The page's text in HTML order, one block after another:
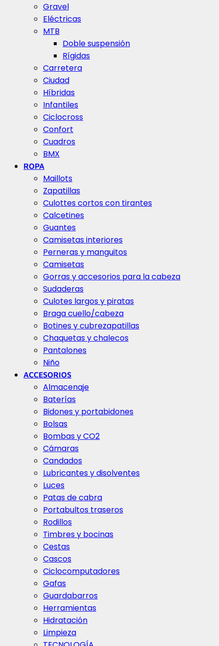
Gravel
Eléctricas
MTB
Doble suspensión
Rígidas
Carretera
Ciudad
Híbridas
Infantiles
Ciclocross
Confort
Cuadros
BMX
ROPA
Maillots
Zapatillas
Culottes cortos con tirantes
Calcetines
Guantes
Camisetas interiores
Perneras y manguitos
Camisetas
Gorras y accesorios para la cabeza
Sudaderas
Culotes largos y piratas
Braga cuello/cabeza
Botines y cubrezapatillas
Chaquetas y chalecos
Pantalones
Niño
ACCESORIOS
Almacenaje
Baterías
Bidones y portabidones
Bolsas
Bombas y CO2
Cámaras
Candados
Lubricantes y disolventes
Luces
Patas de cabra
Portabultos traseros
Rodillos
Timbres y bocinas
Cestas
Cascos
Ciclocomputadores
Gafas
Guardabarros
Herramientas
Hidratación
Limpieza